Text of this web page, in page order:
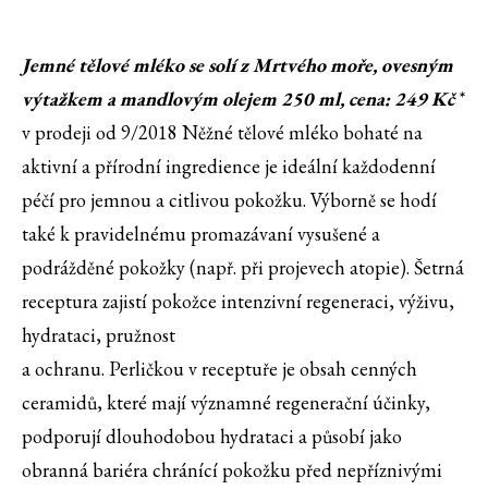
Jemné tělové mléko se solí z Mrtvého moře, ovesným
výtažkem a mandlovým olejem 250 ml, cena: 249 Kč*
v prodeji od 9/2018 Něžné tělové mléko bohaté na
aktivní a přírodní ingredience je ideální každodenní
péčí pro jemnou a citlivou pokožku. Výborně se hodí
také k pravidelnému promazávaní vysušené a
podrážděné pokožky (např. při projevech atopie). Šetrná
receptura zajistí pokožce intenzivní regeneraci, výživu,
hydrataci, pružnost
a ochranu. Perličkou v receptuře je obsah cenných
ceramidů, které mají významné regenerační účinky,
podporují dlouhodobou hydrataci a působí jako
obranná bariéra chránící pokožku před nepříznivými